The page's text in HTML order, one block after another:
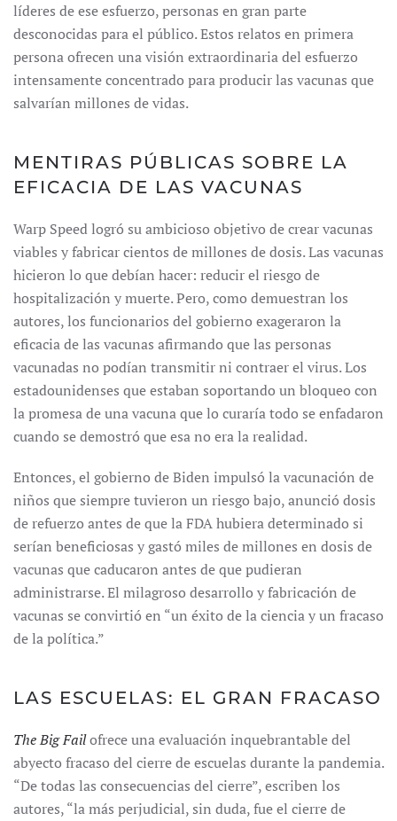
líderes de ese esfuerzo, personas en gran parte
desconocidas para el público. Estos relatos en primera
persona ofrecen una visión extraordinaria del esfuerzo
intensamente concentrado para producir las vacunas que
salvarían millones de vidas.
MENTIRAS PÚBLICAS SOBRE LA
EFICACIA DE LAS VACUNAS
Warp Speed logró su ambicioso objetivo de crear vacunas
viables y fabricar cientos de millones de dosis. Las vacunas
hicieron lo que debían hacer: reducir el riesgo de
hospitalización y muerte. Pero, como demuestran los
autores, los funcionarios del gobierno exageraron la
eficacia de las vacunas afirmando que las personas
vacunadas no podían transmitir ni contraer el virus. Los
estadounidenses que estaban soportando un bloqueo con
la promesa de una vacuna que lo curaría todo se enfadaron
cuando se demostró que esa no era la realidad.
Entonces, el gobierno de Biden impulsó la vacunación de
niños que siempre tuvieron un riesgo bajo, anunció dosis
de refuerzo antes de que la FDA hubiera determinado si
serían beneficiosas y gastó miles de millones en dosis de
vacunas que caducaron antes de que pudieran
administrarse. El milagroso desarrollo y fabricación de
vacunas se convirtió en “un éxito de la ciencia y un fracaso
de la política.”
LAS ESCUELAS: EL GRAN FRACASO
The Big Failofrece una evaluación inquebrantable del
abyecto fracaso del cierre de escuelas durante la pandemia.
“De todas las consecuencias del cierre”, escriben los
autores, “la más perjudicial, sin duda, fue el cierre de